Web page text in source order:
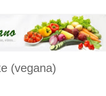
(vegana)